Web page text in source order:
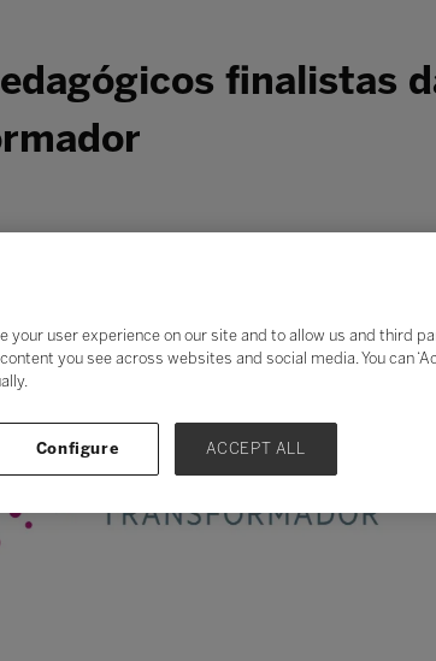
finalistas
your user experience on our site and to allow us and third
you see across websites and social media. You can
Configure ACCEPT ALL